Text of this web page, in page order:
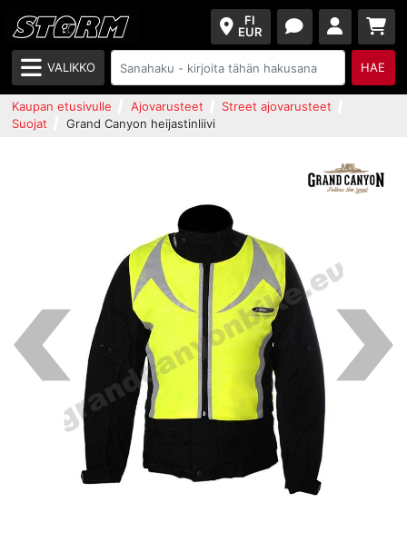
FI
EUR
VALIKKO HAE
Kaupan etusivulle Ajovarusteet
Street ajovarusteet
Suojat
Grand Canyon heijastinliivi